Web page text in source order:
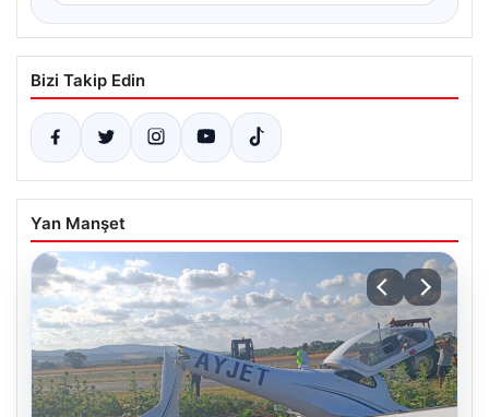
Bizi Takip Edin
Yan Manşet